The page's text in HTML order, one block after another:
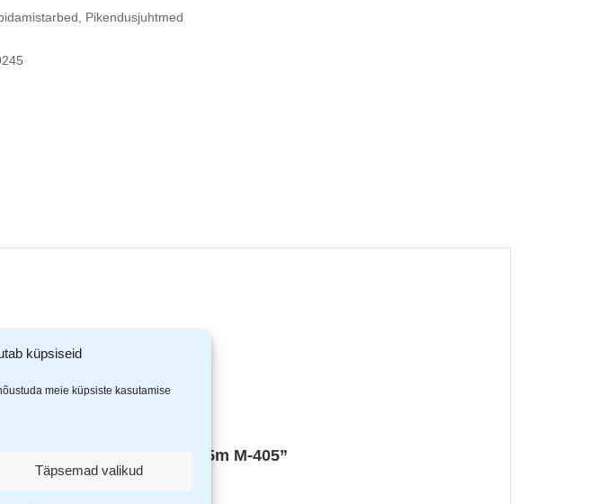
küpsiseid
meie küpsiste kasutamise
Täpsemad valikud
, Pikendusjuhtmed
C 15W, USB-A 12W 1,5m M-405”